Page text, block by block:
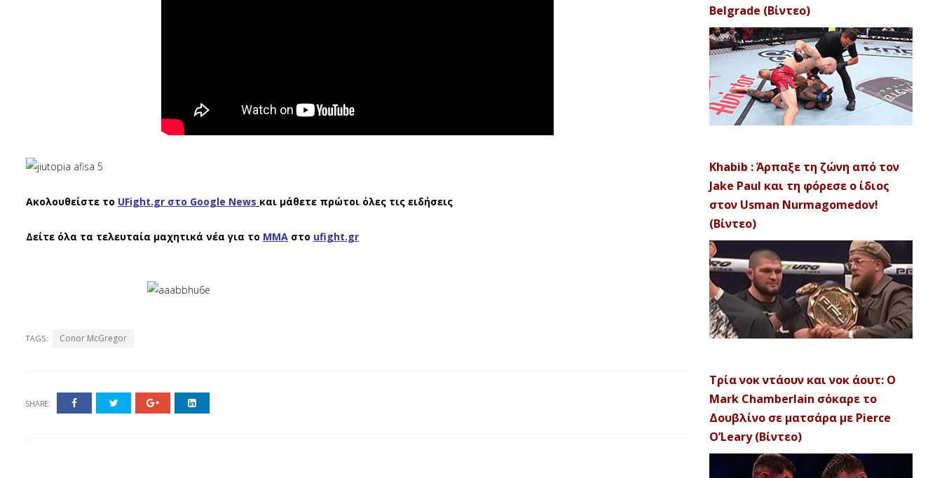
Ακολουθείστε το UFight.gr στο Google News και μάθετε πρώτοι όλες τις ειδήσεις
Δείτε όλα τα τελευταία μαχητικά νέα για το ΜΜΑ στο ufight.gr
TAGS: Conor McGregor
SHARE:
Belgrade (Βίντεο)
Khabib : Άρπαξε τη ζώνη από τον
Jake Paul και τη φόρεσε ο ίδιος
στον Usman Nurmagomedov!
(Βίντεο)
Τρία νοκ ντάουν και νοκ άουτ: Ο
Mark Chamberlain σόκαρε το
Δουβλίνο σε ματσάρα με Pierce
O’Leary (Βίντεο)